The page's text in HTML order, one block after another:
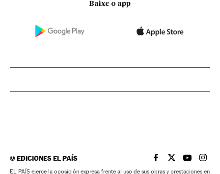
Baixe o app
©EDICIONES EL PAÍS EL PAÍS BRASIL EN
EL PAÍSEL PAÍS
EL
EL PAÍS ejerce la oposición expresa frente al uso de sus obras y prestaciones en